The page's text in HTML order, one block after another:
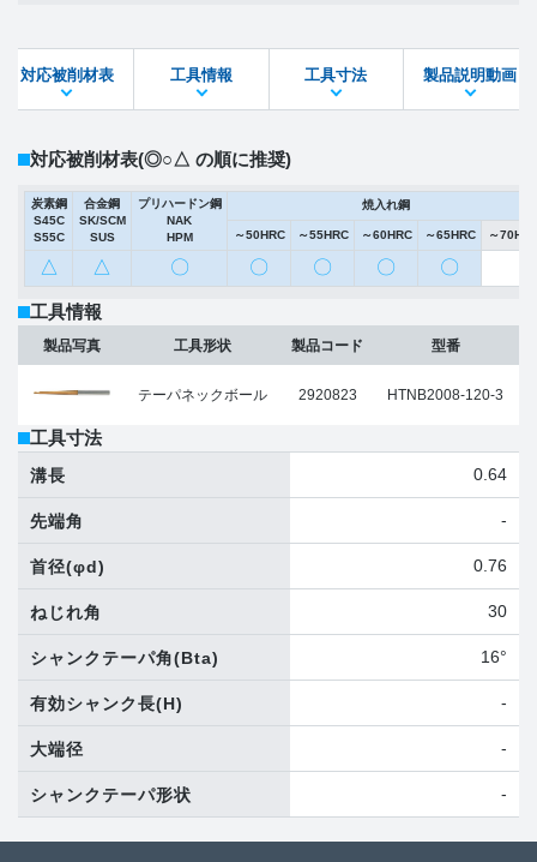
STEPファイル DXFファイル
対応被削材表 工具情報 工具寸法 製品説明動画
対応被削材表(◎○△ の順に推奨)
炭素鋼
S45C
S55C
合金鋼
SK/SCM
SUS
プリハードン鋼
NAK
HPM
焼入れ鋼
～50HRC ～55HRC ～60HRC ～65HRC ～
△ △ 〇 〇 〇 〇 〇
工具情報
製品写真 工具形状
テーパネックボール
製品コード
2920823
型番
HTNB2008-120-3
工具寸法
溝長 0.64
先端角 -
首径(φd) 0.76
ねじれ角 30
シャンクテーパ角(Bta) 16°
有効シャンク長(H) -
大端径 -
シャンクテーパ形状 -